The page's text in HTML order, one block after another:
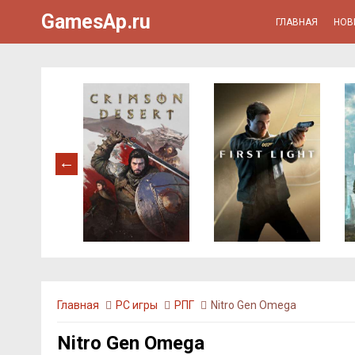
GamesAp.ru ГЛАВНАЯ
Главная PC игры РПГ Nitro Gen Omega
Nitro Gen Omega